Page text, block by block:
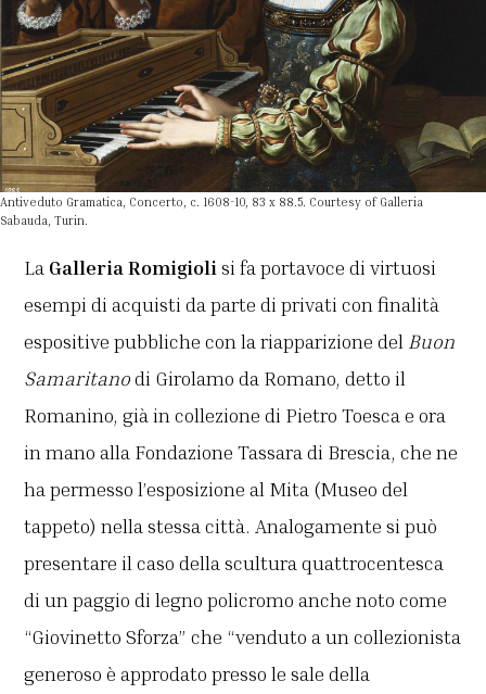
Antiveduto Gramatica, Concerto, c. 1608-10, 83 x 88.5. Courtesy of Galleria
Sabauda, Turin.
La Galleria Romigioli si fa portavoce di virtuosi
esempi di acquisti da parte di privati con finalità
espositive pubbliche con la riapparizione del Buon
Samaritanodi Girolamo da Romano, detto il
Romanino, già in collezione di Pietro Toesca e ora
in mano alla Fondazione Tassara di Brescia, che ne
ha permesso l’esposizione al Mita (Museo del
tappeto) nella stessa città. Analogamente si può
presentare il caso della scultura quattrocentesca
di un paggio di legno policromo anche noto come
“Giovinetto Sforza” che “venduto a un collezionista
generoso è approdato presso le sale della